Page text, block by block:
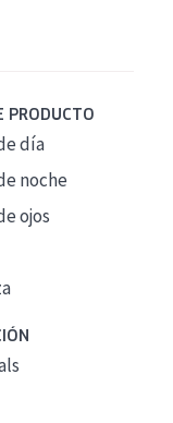
PRODUCTO
día
noche
ojos